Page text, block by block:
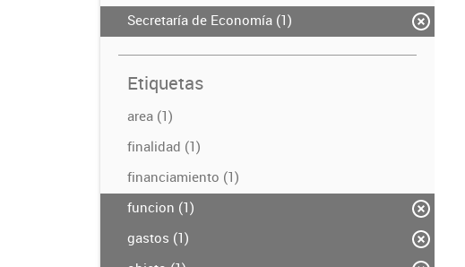
Secretaría de Economía (1)
Etiquetas
area (1)
finalidad (1)
financiamiento (1)
funcion (1)
gastos (1)